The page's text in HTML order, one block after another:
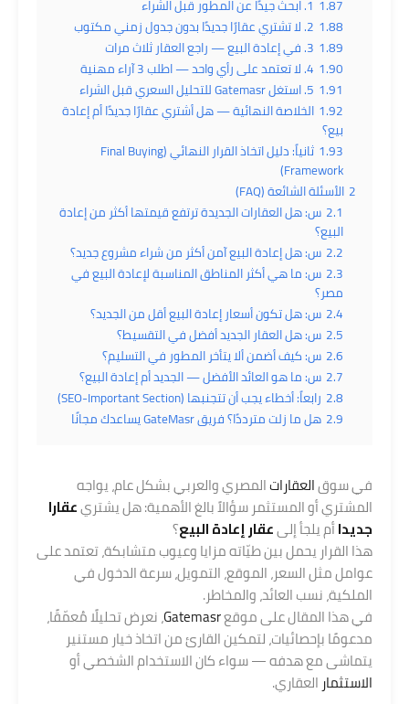
1.87 1. ابحث جيدًا عن المطور قبل الشراء
1.88 2. لا تشتري عقارًا جديدًا بدون جدول زمني مكتوب
1.89 3. في إعادة البيع — راجع العقار ثلاث مرات
1.90 4. لا تعتمد على رأي واحد — اطلب 3 آراء مهنية
1.91 5. استغل Gatemasr للتحليل السعري قبل الشراء
1.92 الخلاصة النهائية — هل أشتري عقارًا جديدًا أم إعادة
بيع؟
1.93
ثانياً: دليل اتخاذ القرار النهائي (Final Buying
Framework)
2 الأسئلة الشائعة (FAQ)
2.1 س: هل العقارات الجديدة ترتفع قيمتها أكثر من إعادة
البيع؟
2.2 س: هل إعادة البيع آمن أكثر من شراء مشروع جديد؟
2.3 س: ما هي أكثر المناطق المناسبة لإعادة البيع في
مصر؟
2.4 س: هل تكون أسعار إعادة البيع أقل من الجديد؟
2.5 س: هل العقار الجديد أفضل في التقسيط؟
2.6 س: كيف أضمن ألا يتأخر المطور في التسليم؟
2.7 س: ما هو العائد الأفضل — الجديد أم إعادة البيع؟
2.8 رابعاً: أخطاء يجب أن تتجنبها (SEO-Important Section)
2.9 هل ما زلت مترددًا؟ فريق GateMasr يساعدك مجانًا
في سوقالعقاراتالمصري والعربي بشكل عام، يواجه
المشتري أو المستثمر سؤالاً بالغ الأهمية: هل يشتريعقارا
جديداأم يلجأ إلىعقار إعادة البيع؟
هذا القرار يحمل بين طيّاته مزايا وعيوب متشابكة، تعتمد على
عوامل مثل السعر، الموقع، التمويل، سرعة الدخول في
الملكية، نسب العائد، والمخاطر.
في هذا المقال على موقعGatemasr، نعرض تحليلًا مُعمّقًا،
مدعومًا بإحصائيات، لتمكين القارئ من اتخاذ خيار مستنير
يتماشى مع هدفه — سواء كان الاستخدام الشخصي أو
الاستثمار العقاري.